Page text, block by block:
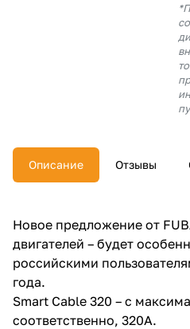
Описание Отзывы
Новое предложение от
двигателей – будет
российскими
года.
Smart Cable 320 – с
соответственно, 320А.
недели